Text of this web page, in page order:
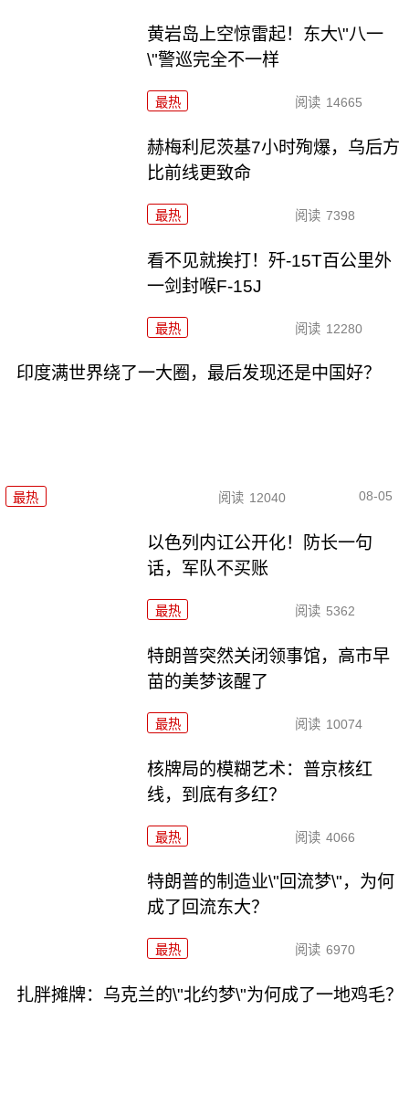
黄岩岛上空惊雷起！东大\"八一
\"警巡完全不一样
最热 阅读 14665
赫梅利尼茨基7小时殉爆，乌后方
比前线更致命
最热 阅读 7398
看不见就挨打！歼-15T百公里外
一剑封喉F-15J
最热 阅读 12280
印度满世界绕了一大圈，最后发现还是中国好？
最热 阅读 12040 08-05
以色列内讧公开化！防长一句
话，军队不买账
最热 阅读 5362
特朗普突然关闭领事馆，高市早
苗的美梦该醒了
最热 阅读 10074
核牌局的模糊艺术：普京核红
线，到底有多红？
最热 阅读 4066
特朗普的制造业\"回流梦\"，为何
成了回流东大？
最热 阅读 6970
扎胖摊牌：乌克兰的\"北约梦\"为何成了一地鸡毛？